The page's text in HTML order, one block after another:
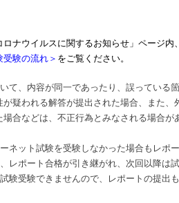
ナウイルスに関するお知らせ」ページ内、
験の流れ＞ をご覧ください。
て、内容が同一であったり、誤っている
疑われる解答が提出された場合、また、
合などは、不正行為とみなされる場合が
ネット試験を受験しなかった場合もレポー
レポート合格が引き継がれ、次回以降は
験受験できませんので、レポートの提出